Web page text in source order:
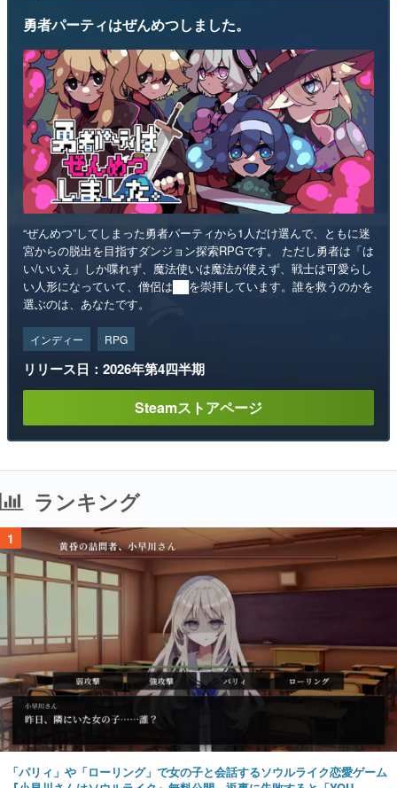
勇者パーティはぜんめつしました。
“ぜんめつ”してしまった勇者パーティから1人だけ選んで、ともに迷
宮からの脱出を目指すダンジョン探索RPGです。 ただし勇者は「は
い/いいえ」しか喋れず、魔法使いは魔法が使えず、戦士は可愛らし
い人形になっていて、僧侶は██を崇拝しています。誰を救うのかを
選ぶのは、あなたです。
インディー RPG
リリース日：2026年第4四半期
Steamストアページ
ランキング
1
「パリィ」や「ローリング」で女の子と会話するソウルライク恋愛ゲーム